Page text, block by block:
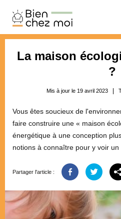
Bien
Chez
Moi
La maison
?
Mis à jour le 19 avril 2023
Vous êtes soucieux de
faire construire une « maison
énergétique à une conception
notions à connaître pour y voir un
Partager l'article :